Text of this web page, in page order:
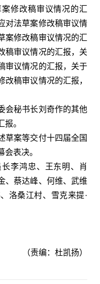
修改稿审议情况的汇
对法草案修改稿审议情
案修改稿审议情况的汇
稿审议情况的汇报，关
审议情况的汇报，关于
稿审议情况的汇报，
秘书长刘奇作的其他
。
案等交付十四届全国
会表决。
李鸿忠、王东明、肖
、蔡达峰、何维、武维
洛桑江村、雪克来提·
（责编：杜凯扬）